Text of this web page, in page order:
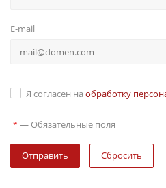
E-mail
Я согласен на обработку
* — Обязательные поля
Сбросить